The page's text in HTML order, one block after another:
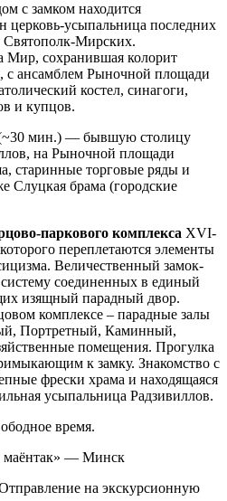
с замком находится
церковь-усыпальница последних
Святополк-Мирских.
Мир, сохранившая колорит
с ансамблем Рыночной площади
костел, синагоги,
и купцов.
мин.) — бывшую столицу
на Рыночной площади
старинные торговые ряды и
Слуцкая брама (городские
паркового комплекса XVI-
переплетаются элементы
Величественный замок-
систему соединенных в единый
изящный парадный двор.
комплексе – парадные залы
Портретный, Каминный,
помещения. Прогулка
к замку. Знакомство с
фрески храма и находящаяся
усыпальница Радзивиллов.
время.
маёнтак» — Минск
на экскурсионную